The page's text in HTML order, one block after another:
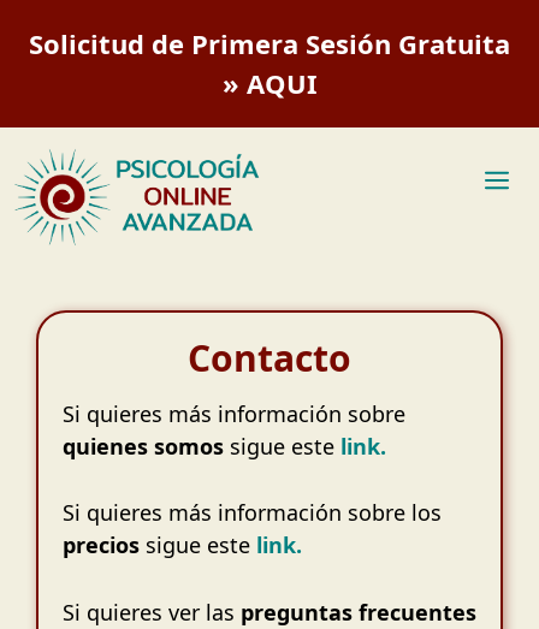
Solicitud de Primera Sesión Gratuita
» AQUI
Contacto
Si quieres más información sobre
quienes somos sigue este link.
Si quieres más información sobre los
precios sigue este link.
Si quieres ver las preguntas frecuentes